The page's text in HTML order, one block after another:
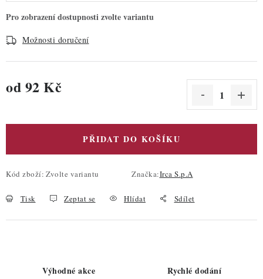
Možnosti doručení
od 92 Kč
PŘIDAT DO KOŠÍKU
Kód zboží: Zvolte variantu Značka:Irca S.p.A
Tisk Zeptat se Hlídat Sdílet
Výhodné akce Rychlé dodání